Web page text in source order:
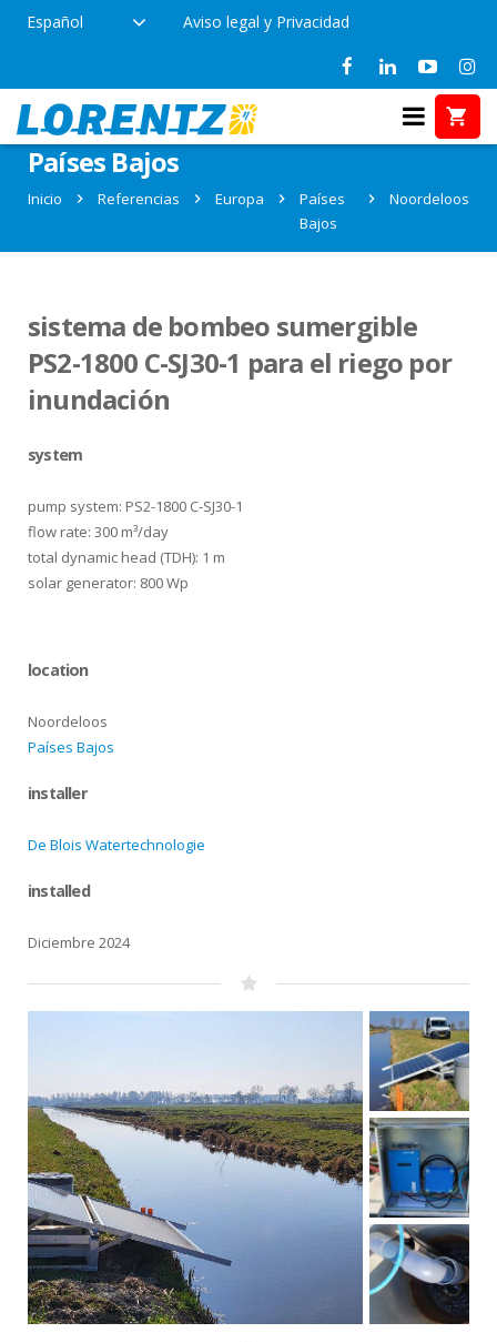
Español Aviso legal y Privacidad
Referencias en Noordeloos,
Países Bajos
Inicio Referencias Europa
Países
Bajos
Noordeloos
sistema de bombeo sumergible
PS2-1800 C-SJ30-1 para el riego por
inundación
system
pump system: PS2-1800 C-SJ30-1
flow rate: 300 m³/day
total dynamic head (TDH): 1 m
solar generator: 800 Wp
location
Noordeloos
Países Bajos
installer
De Blois Watertechnologie
installed
Diciembre 2024